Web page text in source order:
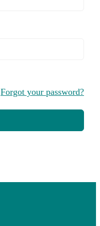
Forgot your password?